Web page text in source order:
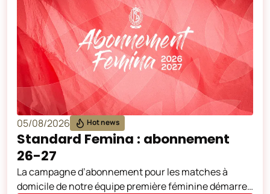
05/08/2026 Hot news
Standard Femina : abonnement
26-27
La campagne d’abonnement pour les matches à
domicile de notre équipe première féminine démarre